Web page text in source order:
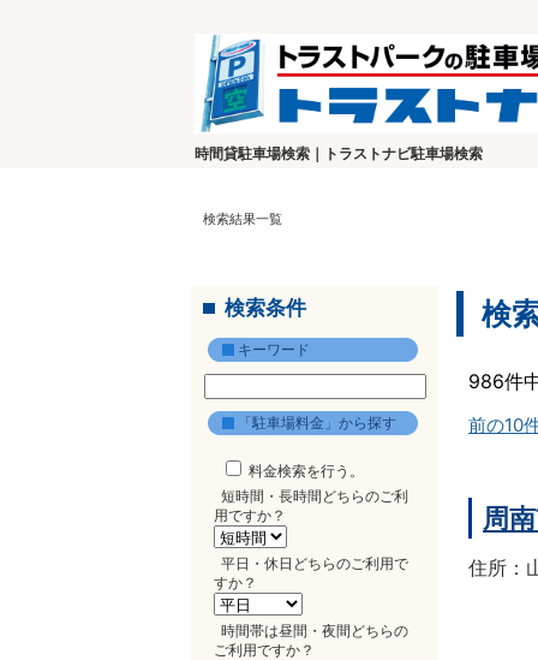
時間貸駐車場検索｜トラストナビ駐車場検索
検索結果一覧
検索条件
キーワード
「駐車場料金」から探す
料金検索を行う。
短時間・長時間どちらのご利
用ですか？
平日・休日どちらのご利用で
すか？
時間帯は昼間・夜間どちらの
ご利用ですか？
検
986件
前の10
周
住所：